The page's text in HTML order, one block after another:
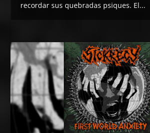
recordar sus quebradas psiques. El...